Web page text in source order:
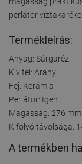
perlátor
Termékleírás:
Anyag: Sárgaréz
Kivitel: Arany
Fej: Kerámia
Perlátor: Igen
Magasság: 276 mm
Kifolyó távolsága:
A termékben